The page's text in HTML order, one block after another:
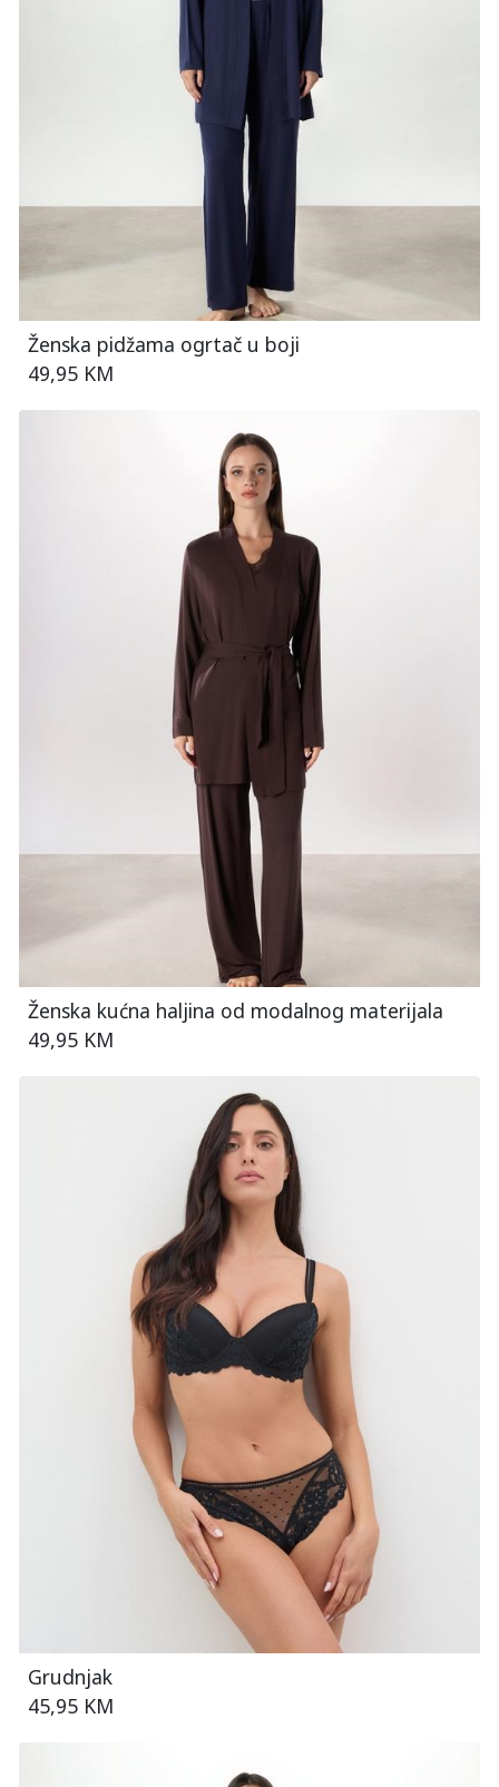
Ženska pidžama ogrtač u boji
49,95 KM
Ženska kućna haljina od modalnog materijala
49,95 KM
Grudnjak
45,95 KM